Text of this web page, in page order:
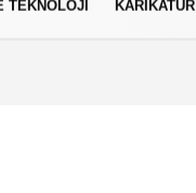
TEKNOLOJİ KARİKATÜR